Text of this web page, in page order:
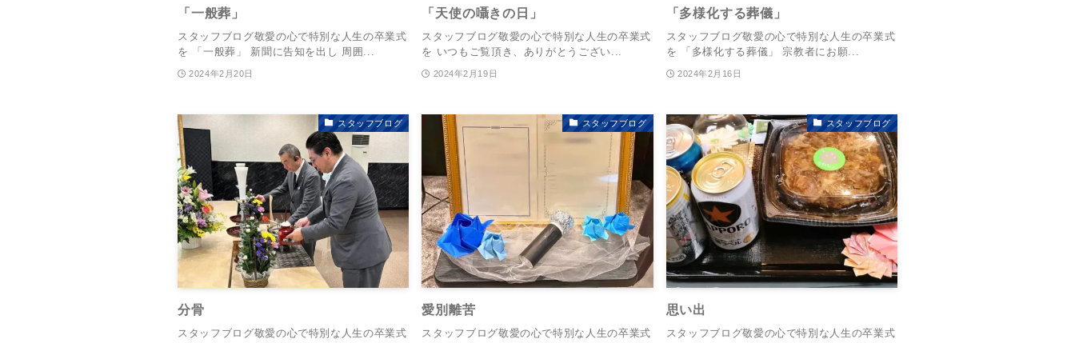
「一般葬」
スタッフブログ敬愛の心で特別な人生の卒業式
を 「一般葬」 新聞に告知を出し 周囲...
2024年2月20日
「天使の囁きの日」
スタッフブログ敬愛の心で特別な人生の卒業式
を いつもご覧頂き、ありがとうござい...
2024年2月19日
「多様化する葬儀」
スタッフブログ敬愛の心で特別な人生の卒業式
を 「多様化する葬儀」 宗教者にお願...
2024年2月16日
スタッフブログ
分骨
スタッフブログ敬愛の心で特別な人生の卒業式
スタッフブログ
愛別離苦
スタッフブログ敬愛の心で特別な人生の卒業式
スタッフブログ
思い出
スタッフブログ敬愛の心で特別な人生の卒業式